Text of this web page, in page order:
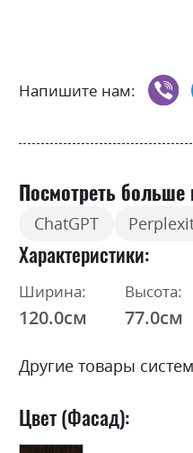
Напишите нам:
Посмотреть
ChatGPT
Характеристики
Ширина:
120.0см
Высота:
77.0см
Другие товары
Цвет (Фасад):